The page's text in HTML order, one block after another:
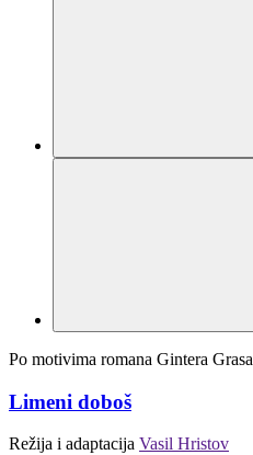
Po motivima romana Gintera Grasa
Limeni doboš
Režija i adaptacija Vasil Hristov